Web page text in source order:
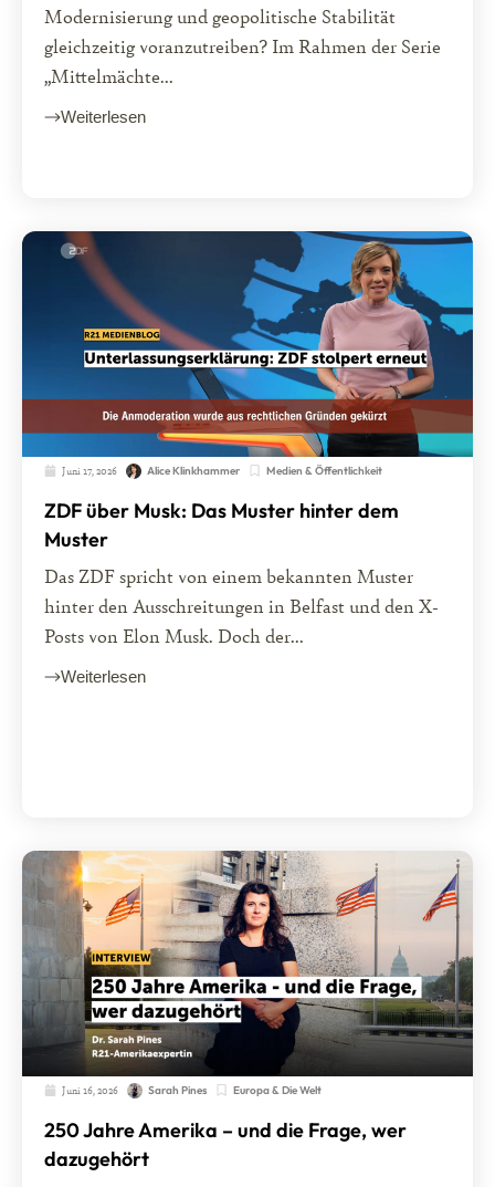
Modernisierung und geopolitische Stabilität
gleichzeitig voranzutreiben? Im Rahmen der Serie
„Mittelmächte...
Weiterlesen
Juni 17, 2026 Alice Klinkhammer Medien & Öffentlichkeit
ZDF über Musk: Das Muster hinter dem
Muster
Das ZDF spricht von einem bekannten Muster
hinter den Ausschreitungen in Belfast und den X-
Posts von Elon Musk. Doch der...
Weiterlesen
Juni 16, 2026 Sarah Pines Europa & Die Welt
250 Jahre Amerika – und die Frage, wer
dazugehört